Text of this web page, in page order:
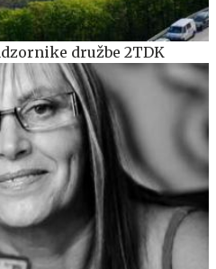
družbe 2TDK